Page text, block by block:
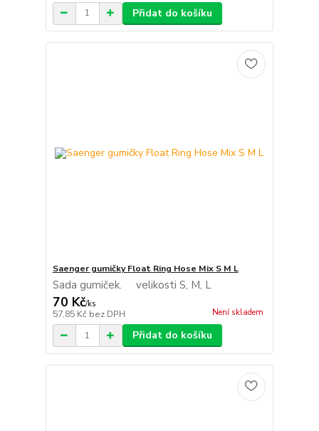
Přidat do košíku
Saenger gumičky Float Ring Hose Mix S M L
Sada gumiček. velikosti S, M, L
70 Kč/ks
57,85 Kč bez DPH Není skladem
Přidat do košíku